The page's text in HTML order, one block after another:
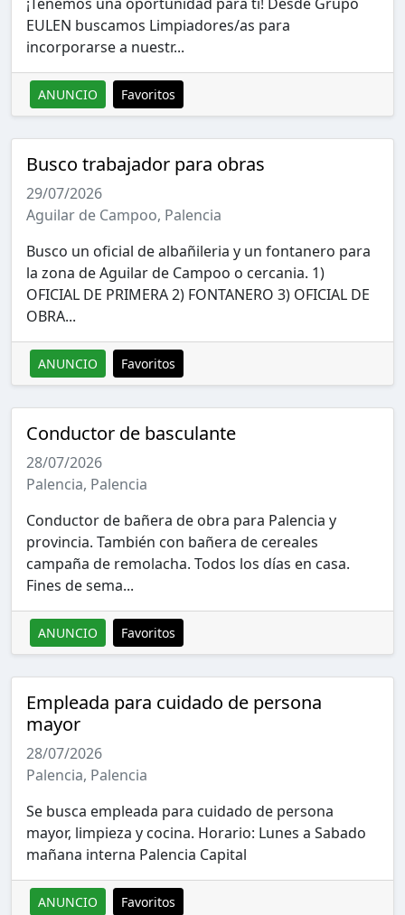
EULEN buscamos Limpiadores/as para
incorporarse a nuestr...
ANUNCIO Favoritos
Busco trabajador para obras
29/07/2026
Aguilar de Campoo, Palencia
Busco un oficial de albañileria y un fontanero para
la zona de Aguilar de Campoo o cercania. 1)
OFICIAL DE PRIMERA 2) FONTANERO 3) OFICIAL DE
OBRA...
ANUNCIO Favoritos
Conductor de basculante
28/07/2026
Palencia, Palencia
Conductor de bañera de obra para Palencia y
provincia. También con bañera de cereales
campaña de remolacha. Todos los días en casa.
Fines de sema...
ANUNCIO Favoritos
Empleada para cuidado de persona
mayor
28/07/2026
Palencia, Palencia
Se busca empleada para cuidado de persona
mayor, limpieza y cocina. Horario: Lunes a Sabado
mañana interna Palencia Capital
ANUNCIO Favoritos